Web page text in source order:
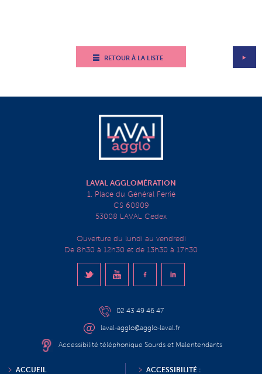
RETOUR À LA LISTE
LAVAL AGGLOMÉRATION
1, Place du Général Ferrié
CS 60809
53008 LAVAL Cedex
Ouverture du lundi au vendredi
De 8h30 à 12h30 et de 13h30 à 17h30
02 43 49 46 47
laval-agglo@agglo-laval.fr
Accessibilité téléphonique Sourds et Malentendants
ACCUEIL
ACCESSIBILITÉ :